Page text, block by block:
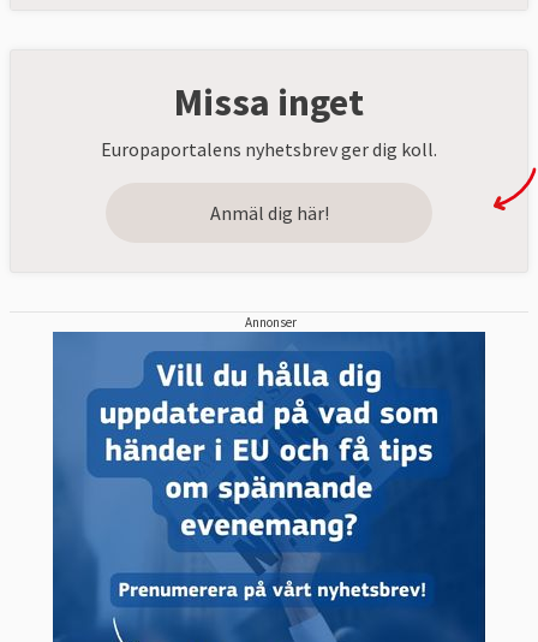
Missa inget
Europaportalens nyhetsbrev ger dig koll.
Anmäl dig här!
Annonser